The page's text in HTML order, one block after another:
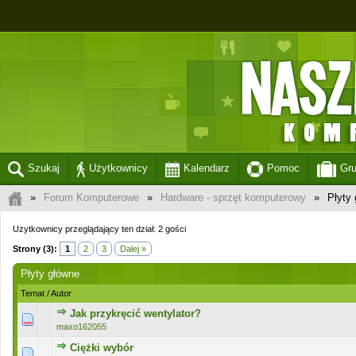
Szukaj Użytkownicy Kalendarz Pomoc
» Forum Komputerowe » Hardware - sprzęt komputerowy » Płyty
Użytkownicy przeglądający ten dział: 2 gości
Strony (3): 1 2 3 Dalej »
Płyty główne
Temat /Autor
Jak przykręcić wentylator?
maxo162055
0 głosów - średnia ocena: 0 na 5 gwiazdek
1234 5
Ciężki wybór
0 głosów - średnia ocena: 0 na 5 gwiazdek